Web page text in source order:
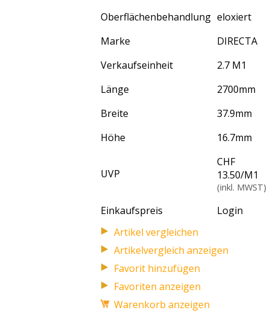
Oberflächenbehandlung eloxiert
Marke
DIRECTA
Verkaufseinheit
2.7 M1
Länge
2700mm
Breite
37.9mm
Höhe
16.7mm
UVP
CHF
13.50/M1
(inkl. MWST)
Einkaufspreis Login
Artikelvergleich anzeigen
Favoriten anzeigen
Warenkorb anzeigen